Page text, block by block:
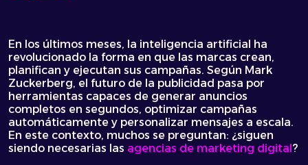
En los últimos meses, la inteligencia artificial ha
revolucionado la forma en que las marcas crean,
planifican y ejecutan sus campañas. Según Mark
Zuckerberg, el futuro de la publicidad pasa por
herramientas capaces de generar anuncios
completos en segundos, optimizar campañas
automáticamente y personalizar mensajes a escala.
En este contexto, muchos se preguntan: ¿siguen
siendo necesarias las agencias de marketing digital?